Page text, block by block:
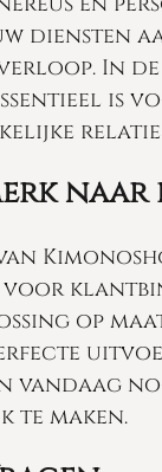
diensten
In
is
naar
op
vandaag
te maken.